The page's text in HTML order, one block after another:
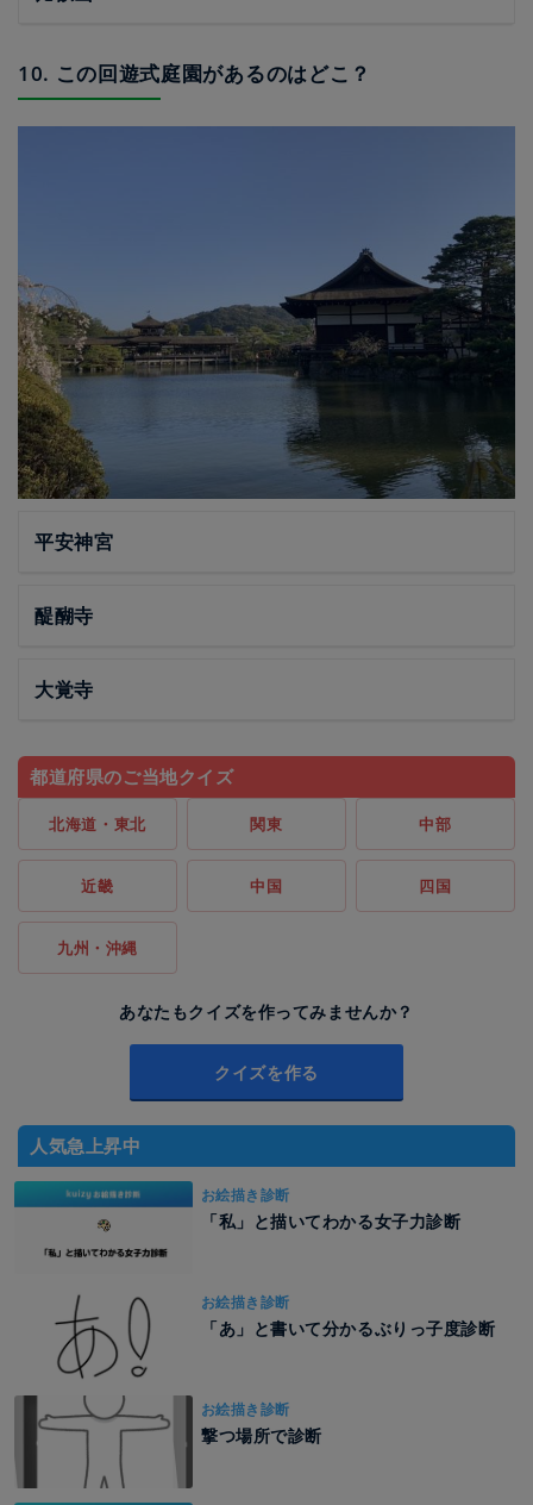
10. この回遊式庭園があるのはどこ？
平安神宮
醍醐寺
大覚寺
都道府県のご当地クイズ
北海道・東北 関東 中部
近畿 中国 四国
九州・沖縄
あなたもクイズを作ってみませんか？
クイズを作る
人気急上昇中
お絵描き診断
「私」と描いてわかる女子力診断
お絵描き診断
「あ」と書いて分かるぶりっ子度診断
お絵描き診断
撃つ場所で診断